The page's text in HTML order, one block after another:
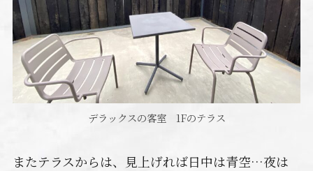
デラックスの客室 1Fのテラス
またテラスからは、見上げれば日中は青空…夜は